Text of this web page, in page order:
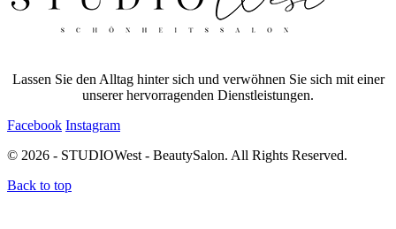
Lassen Sie den Alltag hinter sich und verwöhnen Sie sich mit einer
unserer hervorragenden Dienstleistungen.
Facebook Instagram
© 2026 - STUDIOWest - BeautySalon. All Rights Reserved.
Back to top